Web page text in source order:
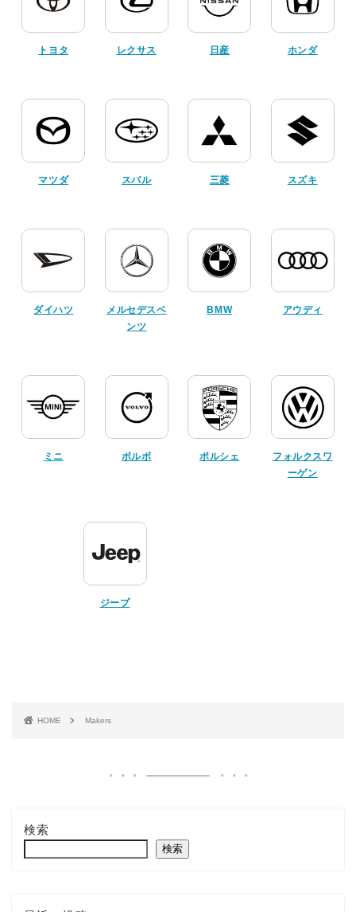
トヨタ レクサス 日産 ホンダ
マツダ スバル 三菱 スズキ
ダイハツ
メルセデスベ
ンツ
BMW アウディ
ミニ ボルボ ポルシェ
フォルクスワ
ーゲン
ジープ
HOME Makers
検索
検索